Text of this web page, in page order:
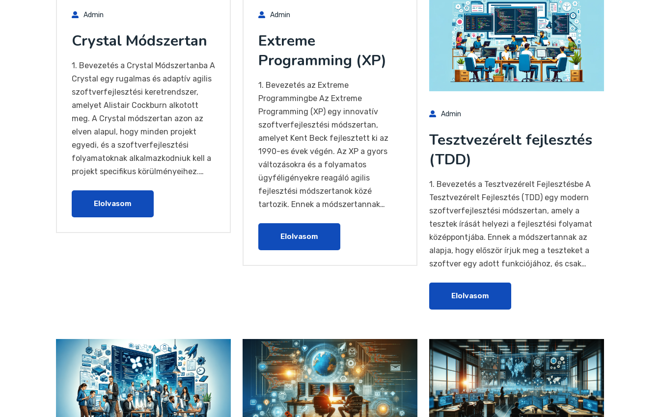
Admin
Crystal Módszertan
1. Bevezetés a Crystal Módszertanba A
Crystal egy rugalmas és adaptív agilis
szoftverfejlesztési keretrendszer,
amelyet Alistair Cockburn alkotott
meg. A Crystal módszertan azon az
elven alapul, hogy minden projekt
egyedi, és a szoftverfejlesztési
folyamatoknak alkalmazkodniuk kell a
projekt specifikus körülményeihez.…
Elolvasom
Admin
Extreme
Programming (XP)
1. Bevezetés az Extreme
Programmingbe Az Extreme
Programming (XP) egy innovatív
szoftverfejlesztési módszertan,
amelyet Kent Beck fejlesztett ki az
1990-es évek végén. Az XP a gyors
változásokra és a folyamatos
ügyféligényekre reagáló agilis
fejlesztési módszertanok közé
tartozik. Ennek a módszertannak…
Elolvasom
Admin
Tesztvezérelt fejlesztés
(TDD)
1. Bevezetés a Tesztvezérelt Fejlesztésbe A
Tesztvezérelt Fejlesztés (TDD) egy modern
szoftverfejlesztési módszertan, amely a
tesztek írását helyezi a fejlesztési folyamat
középpontjába. Ennek a módszertannak az
alapja, hogy először írjuk meg a teszteket a
szoftver egy adott funkciójához, és csak…
Elolvasom